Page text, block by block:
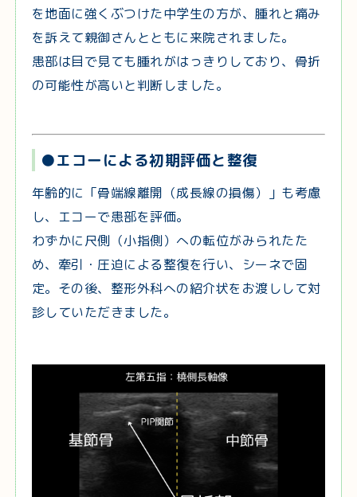
を地面に強くぶつけた中学生の方が、腫れと痛み
を訴えて親御さんとともに来院されました。
患部は目で見ても腫れがはっきりしており、骨折
の可能性が高いと判断しました。
●エコーによる初期評価と整復
年齢的に「骨端線離開（成長線の損傷）」も考慮
し、エコーで患部を評価。
わずかに尺側（小指側）への転位がみられたた
め、牽引・圧迫による整復を行い、シーネで固
定。その後、整形外科への紹介状をお渡しして対
診していただきました。